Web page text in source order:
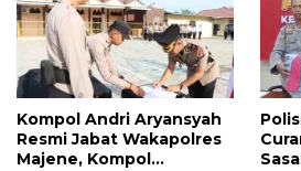
Kompol Andri Aryansyah
Resmi Jabat Wakapolres
Majene, Kompol